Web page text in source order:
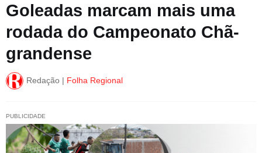
Goleadas marcam mais uma
rodada do Campeonato Chã-
grandense
Redação | Folha Regional
PUBLICIDADE